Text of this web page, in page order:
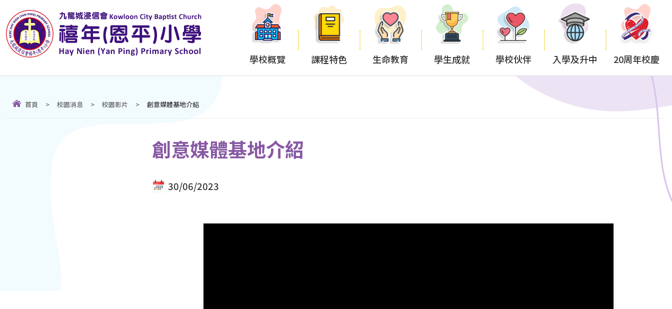
學校概覽 課程特色 生命教育 學生成就 學校伙伴 入學及升中 20周年校慶
首頁 > 校園消息 > 校園影片 > 創意媒體基地介紹
創意媒體基地介紹
30/06/2023